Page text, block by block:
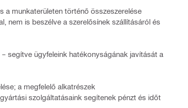
a munkaterületen történő összeszerelése
nem is beszélve a szerelősínek szállításáról és
segítve ügyfeleink hatékonyságának javítását a
a megfelelő alkatrészek
szolgáltatásaink segítenek pénzt és időt